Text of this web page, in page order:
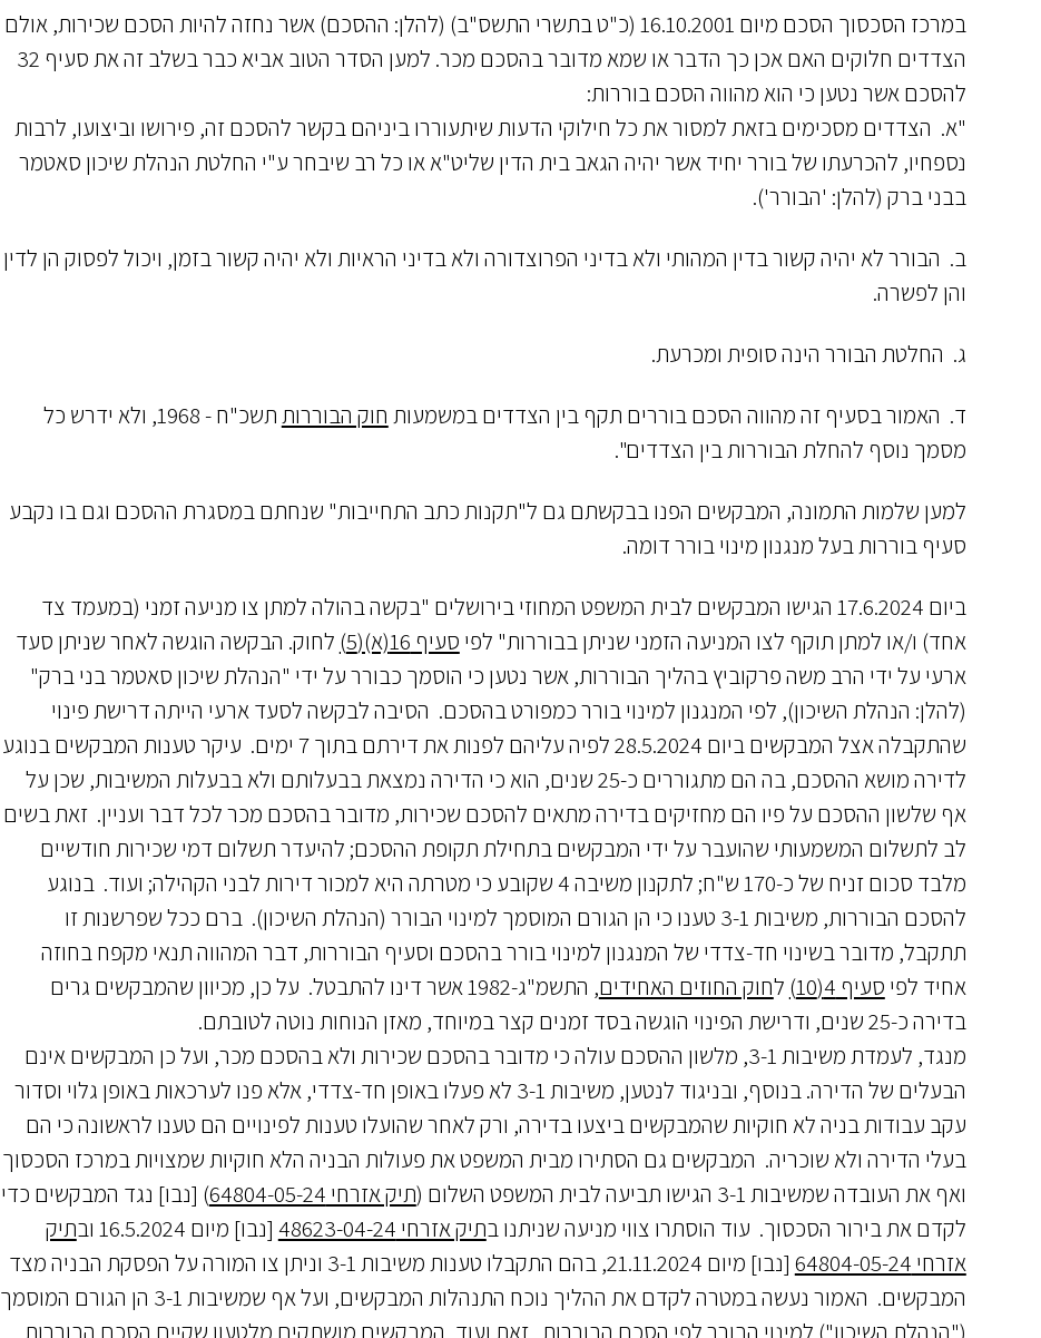
במרכז הסכסוך הסכם מיום 16.10.2001 (כ"ט בתשרי התשס"ב) (להלן: ההסכם) אשר נחזה להיות הסכם שכירות, אולם
הצדדים חלוקים האם אכן כך הדבר או שמא מדובר בהסכם מכר. למען הסדר הטוב אביא כבר בשלב זה את סעיף 32
להסכם אשר נטען כי הוא מהווה הסכם בוררות:
"א. הצדדים מסכימים בזאת למסור את כל חילוקי הדעות שיתעוררו ביניהם בקשר להסכם זה, פירושו וביצועו, לרבות
נספחיו, להכרעתו של בורר יחיד אשר יהיה הגאב בית הדין שליט"א או כל רב שיבחר ע"י החלטת הנהלת שיכון סאטמר
בבני ברק (להלן: 'הבורר').
ב. הבורר לא יהיה קשור בדין המהותי ולא בדיני הפרוצדורה ולא בדיני הראיות ולא יהיה קשור בזמן, ויכול לפסוק הן לדין
והן לפשרה.
ג. החלטת הבורר הינה סופית ומכרעת.
ד. האמור בסעיף זה מהווה הסכם בוררים תקף בין הצדדים במשמעות חוק הבוררות
תשכ"ח - 1968, ולא ידרש כל
מסמך נוסף להחלת הבוררות בין הצדדים".
למען שלמות התמונה, המבקשים הפנו בבקשתם גם ל"תקנות כתב התחייבות" שנחתם במסגרת ההסכם וגם בו נקבע
סעיף בוררות בעל מנגנון מינוי בורר דומה.
ביום 17.6.2024 הגישו המבקשים לבית המשפט המחוזי בירושלים "בקשה בהולה למתן צו מניעה זמני (במעמד צד
אחד) ו/או למתן תוקף לצו המניעה הזמני שניתן בבוררות" לפי סעיף 16(א)(5)
לחוק. הבקשה הוגשה לאחר שניתן סעד
ארעי על ידי הרב משה פרקוביץ בהליך הבוררות, אשר נטען כי הוסמך כבורר על ידי "הנהלת שיכון סאטמר בני ברק"
(להלן: הנהלת השיכון), לפי המנגנון למינוי בורר כמפורט בהסכם. הסיבה לבקשה לסעד ארעי הייתה דרישת פינוי
שהתקבלה אצל המבקשים ביום 28.5.2024 לפיה עליהם לפנות את דירתם בתוך 7 ימים. עיקר טענות המבקשים בנוגע
לדירה מושא ההסכם, בה הם מתגוררים כ-25 שנים, הוא כי הדירה נמצאת בבעלותם ולא בבעלות המשיבות, שכן על
אף שלשון ההסכם על פיו הם מחזיקים בדירה מתאים להסכם שכירות, מדובר בהסכם מכר לכל דבר ועניין. זאת בשים
לב לתשלום המשמעותי שהועבר על ידי המבקשים בתחילת תקופת ההסכם; להיעדר תשלום דמי שכירות חודשיים
מלבד סכום זניח של כ-170 ש"ח; לתקנון משיבה 4 שקובע כי מטרתה היא למכור דירות לבני הקהילה; ועוד. בנוגע
להסכם הבוררות, משיבות 3-1 טענו כי הן הגורם המוסמך למינוי הבורר (הנהלת השיכון). ברם ככל שפרשנות זו
תתקבל, מדובר בשינוי חד-צדדי של המנגנון למינוי בורר בהסכם וסעיף הבוררות, דבר המהווה תנאי מקפח בחוזה
אחיד לפי סעיף 4(10) לחוק החוזים האחידים
, התשמ"ג-1982 אשר דינו להתבטל. על כן, מכיוון שהמבקשים גרים
בדירה כ-25 שנים, ודרישת הפינוי הוגשה בסד זמנים קצר במיוחד, מאזן הנוחות נוטה לטובתם.
מנגד, לעמדת משיבות 3-1, מלשון ההסכם עולה כי מדובר בהסכם שכירות ולא בהסכם מכר, ועל כן המבקשים אינם
הבעלים של הדירה. בנוסף, ובניגוד לנטען, משיבות 3-1 לא פעלו באופן חד-צדדי, אלא פנו לערכאות באופן גלוי וסדור
עקב עבודות בניה לא חוקיות שהמבקשים ביצעו בדירה, ורק לאחר שהועלו טענות לפינויים הם טענו לראשונה כי הם
בעלי הדירה ולא שוכריה. המבקשים גם הסתירו מבית המשפט את פעולות הבניה הלא חוקיות שמצויות במרכז הסכסוך
ואף את העובדה שמשיבות 3-1 הגישו תביעה לבית המשפט השלום (
תיק אזרחי 64804-05-24
) [נבו] נגד המבקשים כדי
לקדם את בירור הסכסוך. עוד הוסתרו צווי מניעה שניתנו בתיק אזרחי 48623-04-24 [נבו] מיום 16.5.2024 וב
תיק
אזרחי 64804-05-24
[נבו] מיום 21.11.2024, בהם התקבלו טענות משיבות 3-1 וניתן צו המורה על הפסקת הבניה מצד
המבקשים. האמור נעשה במטרה לקדם את ההליך נוכח התנהלות המבקשים, ועל אף שמשיבות 3-1 הן הגורם המוסמך
("הנהלת השיכון") למינוי הבורר לפי הסכם הבוררות. זאת ועוד, המבקשים מושתקים מלטעון שקיים הסכם הבוררות